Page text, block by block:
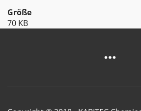
Größe
70 KB